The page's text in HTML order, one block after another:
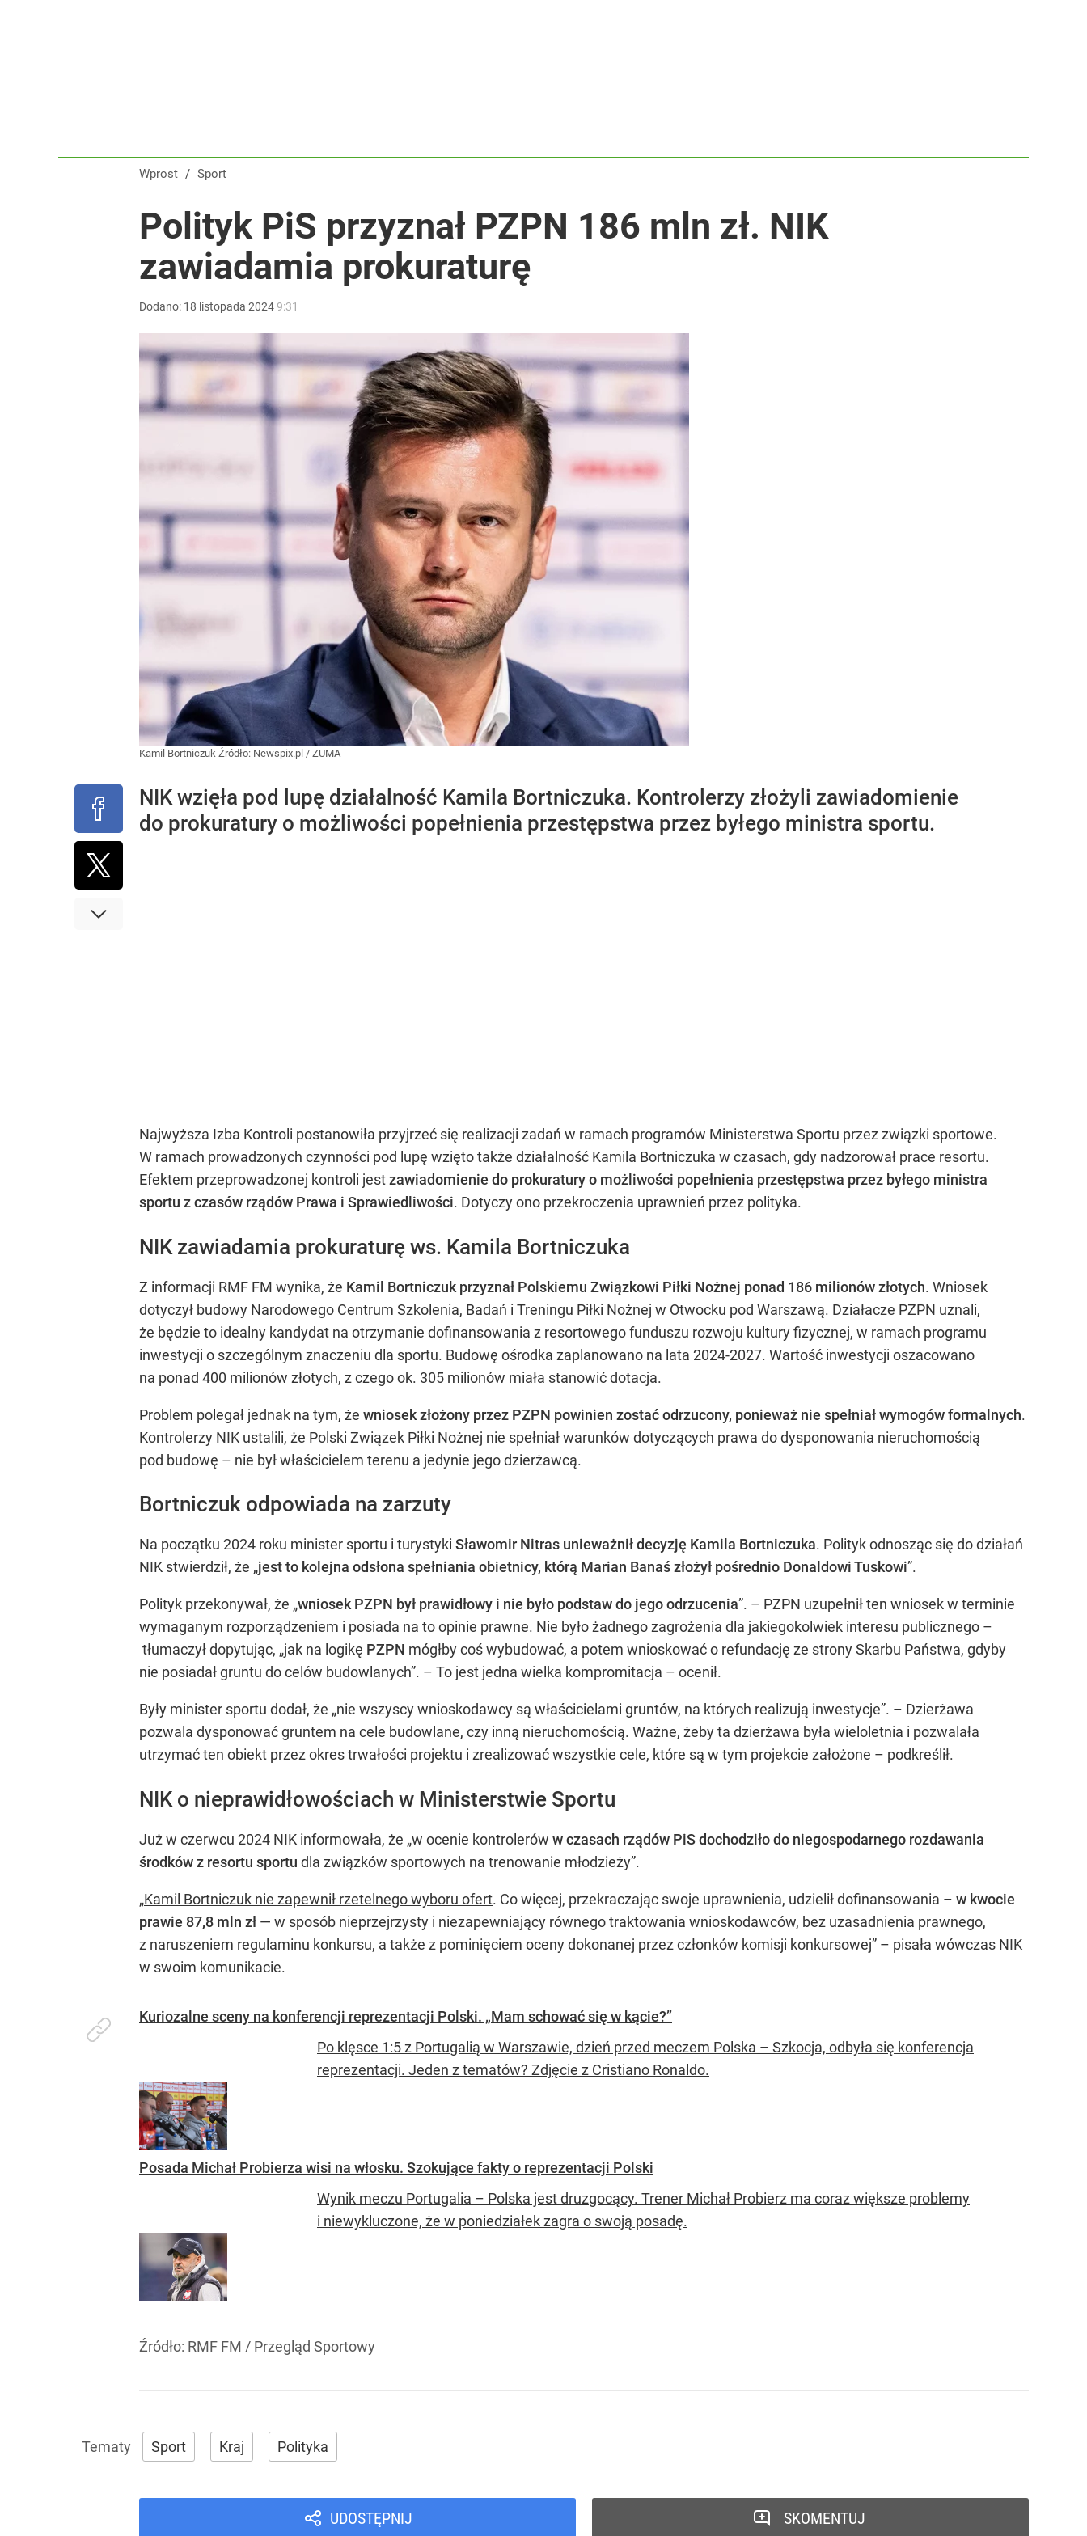
Wprost / Sport
Polityk PiS przyznał PZPN 186 mln zł. NIK
zawiadamia prokuraturę
Dodano: 18 listopada 20249:31
Kamil Bortniczuk Źródło: Newspix.pl / ZUMA
NIK wzięła pod lupę działalność Kamila Bortniczuka. Kontrolerzy złożyli zawiadomienie
do prokuratury o możliwości popełnienia przestępstwa przez byłego ministra sportu.
Najwyższa Izba Kontroli postanowiła przyjrzeć się realizacji zadań w ramach programów Ministerstwa Sportu przez związki sportowe.
W ramach prowadzonych czynności pod lupę wzięto także działalność Kamila Bortniczuka w czasach, gdy nadzorował prace resortu.
Efektem przeprowadzonej kontroli jestzawiadomienie do prokuratury o możliwości popełnienia przestępstwa przez byłego ministra
sportu z czasów rządów Prawa i Sprawiedliwości. Dotyczy ono przekroczenia uprawnień przez polityka.
NIK zawiadamia prokuraturę ws. Kamila Bortniczuka
Z informacji RMF FM wynika, że Kamil Bortniczuk przyznał Polskiemu Związkowi Piłki Nożnej ponad 186 milionów złotych. Wniosek
dotyczył budowy Narodowego Centrum Szkolenia, Badań i Treningu Piłki Nożnej w Otwocku pod Warszawą. Działacze PZPN uznali,
że będzie to idealny kandydat na otrzymanie dofinansowania z resortowego funduszu rozwoju kultury fizycznej, w ramach programu
inwestycji o szczególnym znaczeniu dla sportu. Budowę ośrodka zaplanowano na lata 2024-2027. Wartość inwestycji oszacowano
na ponad 400 milionów złotych, z czego ok. 305 milionów miała stanowić dotacja.
Problem polegał jednak na tym, że wniosek złożony przez PZPN powinien zostać odrzucony, ponieważ nie spełniał wymogów formalnych.
Kontrolerzy NIK ustalili, że Polski Związek Piłki Nożnej nie spełniał warunków dotyczących prawa do dysponowania nieruchomością
pod budowę – nie był właścicielem terenu a jedynie jego dzierżawcą.
Bortniczuk odpowiada na zarzuty
Na początku 2024 roku minister sportu i turystyki Sławomir Nitras unieważnił decyzję Kamila Bortniczuka. Polityk odnosząc się do działań
NIK stwierdził, że „jest to kolejna odsłona spełniania obietnicy, którą Marian Banaś złożył pośrednio Donaldowi Tuskowi”.
Polityk przekonywał, że „wniosek PZPN był prawidłowy i nie było podstaw do jego odrzucenia”. – PZPN uzupełnił ten wniosek w terminie
wymaganym rozporządzeniem i posiada na to opinie prawne. Nie było żadnego zagrożenia dla jakiegokolwiek interesu publicznego –
tłumaczył dopytując, „jak na logikę PZPN mógłby coś wybudować, a potem wnioskować o refundację ze strony Skarbu Państwa, gdyby
nie posiadał gruntu do celów budowlanych”. – To jest jedna wielka kompromitacja – ocenił.
Były minister sportu dodał, że „nie wszyscy wnioskodawcy są właścicielami gruntów, na których realizują inwestycje”. – Dzierżawa
pozwala dysponować gruntem na cele budowlane, czy inną nieruchomością. Ważne, żeby ta dzierżawa była wieloletnia i pozwalała
utrzymać ten obiekt przez okres trwałości projektu i zrealizować wszystkie cele, które są w tym projekcie założone – podkreślił.
NIK o nieprawidłowościach w Ministerstwie Sportu
Już w czerwcu 2024 NIK informowała, że „w ocenie kontrolerów w czasach rządów PiS dochodziło do niegospodarnego rozdawania
środków z resortu sportu dla związków sportowych na trenowanie młodzieży”.
„Kamil Bortniczuk nie zapewnił rzetelnego wyboru ofert. Co więcej, przekraczając swoje uprawnienia, udzielił dofinansowania – w kwocie
prawie 87,8 mln zł — w sposób nieprzejrzysty i niezapewniający równego traktowania wnioskodawców, bez uzasadnienia prawnego,
z naruszeniem regulaminu konkursu, a także z pominięciem oceny dokonanej przez członków komisji konkursowej” – pisała wówczas NIK
w swoim komunikacie.
Kuriozalne sceny na konferencji reprezentacji Polski. „Mam schować się w kącie?”
Po klęsce 1:5 z Portugalią w Warszawie, dzień przed meczem Polska – Szkocja, odbyła się konferencja
reprezentacji. Jeden z tematów? Zdjęcie z Cristiano Ronaldo.
Posada Michał Probierza wisi na włosku. Szokujące fakty o reprezentacji Polski
Wynik meczu Portugalia – Polska jest druzgocący. Trener Michał Probierz ma coraz większe problemy
i niewykluczone, że w poniedziałek zagra o swoją posadę.
Źródło: RMF FM / Przegląd Sportowy
Sport Kraj Polityka
UDOSTĘPNIJ SKOMENTUJ